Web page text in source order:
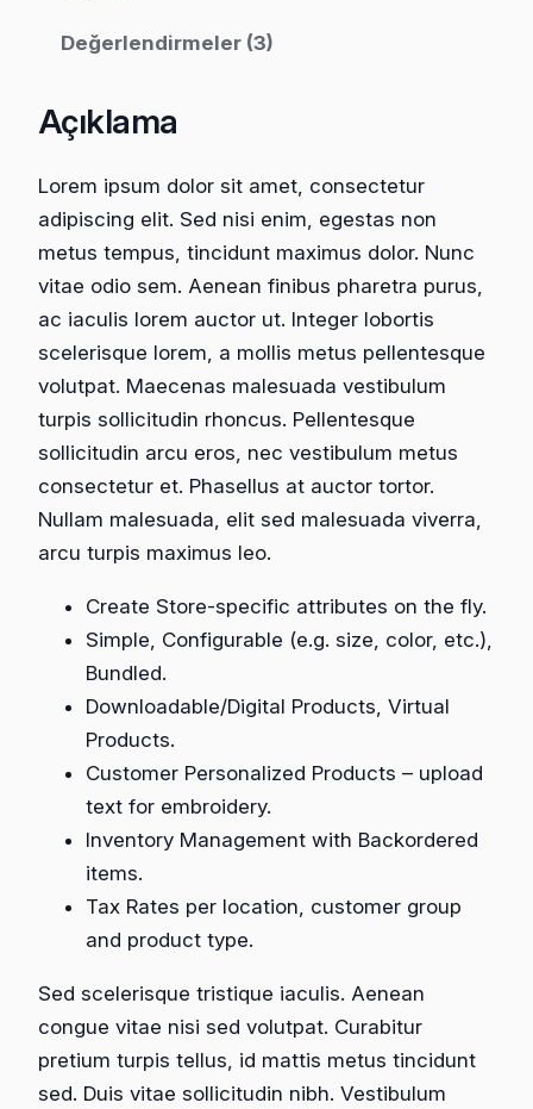
o
m
t
i
a
m
a
d
e
t
Değerlendirmeler (3)
Açıklama
Lorem ipsum dolor sit amet, consectetur
adipiscing elit. Sed nisi enim, egestas non
metus tempus, tincidunt maximus dolor. Nunc
vitae odio sem. Aenean finibus pharetra purus,
ac iaculis lorem auctor ut. Integer lobortis
scelerisque lorem, a mollis metus pellentesque
volutpat. Maecenas malesuada vestibulum
turpis sollicitudin rhoncus. Pellentesque
sollicitudin arcu eros, nec vestibulum metus
consectetur et. Phasellus at auctor tortor.
Nullam malesuada, elit sed malesuada viverra,
arcu turpis maximus leo.
Create Store-specific attributes on the fly.
Simple, Configurable (e.g. size, color, etc.),
Bundled.
Downloadable/Digital Products, Virtual
Products.
Customer Personalized Products – upload
text for embroidery.
Inventory Management with Backordered
items.
Tax Rates per location, customer group
and product type.
Sed scelerisque tristique iaculis. Aenean
congue vitae nisi sed volutpat. Curabitur
pretium turpis tellus, id mattis metus tincidunt
sed. Duis vitae sollicitudin nibh. Vestibulum